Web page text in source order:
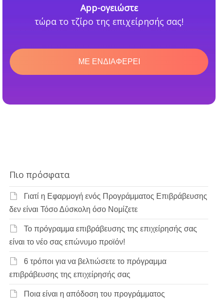
App-ογειώστε
τώρα το τζίρο της επιχείρησής σας!
ΜΕ ΕΝΔΙΑΦΕΡΕΙ
Πιο πρόσφατα
Γιατί η Εφαρμογή ενός Προγράμματος Επιβράβευσης
δεν είναι Τόσο Δύσκολη όσο Νομίζετε
Το πρόγραμμα επιβράβευσης της επιχείρησής σας
είναι το νέο σας επώνυμο προϊόν!
6 τρόποι για να βελτιώσετε το πρόγραμμα
επιβράβευσης της επιχείρησής σας
Ποια είναι η απόδοση του προγράμματος